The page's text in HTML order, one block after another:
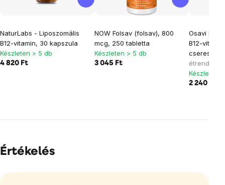
NaturLabs - Liposzomális
B12-vitamin, 30 kapszula
Készleten > 5 db
4 820 Ft
NOW Folsav (folsav), 800
mcg, 250 tabletta
Készleten > 5 db
3 045 Ft
Osavi
B12-
étrend-
Készleten
2 240 Ft
Értékelés